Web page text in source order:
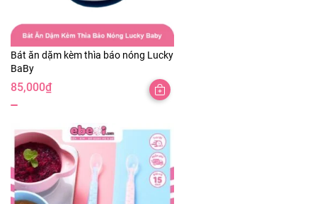
Bát ăn dặm kèm thìa báo nóng Lucky
BaBy
85,000₫